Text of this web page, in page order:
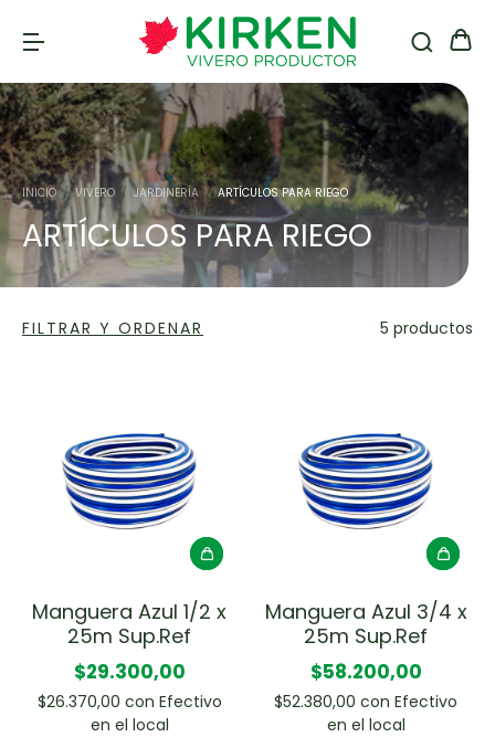
INICIO / VIVERO / JARDINERÍA / ARTÍCULOS PARA RIEGO
ARTÍCULOS PARA RIEGO
FILTRAR Y ORDENAR 5 productos
Manguera Azul 1/2 x
25m Sup.Ref
$29.300,00
$26.370,00 con Efectivo
en el local
Manguera Azul 3/4 x
25m Sup.Ref
$58.200,00
$52.380,00 con Efectivo
en el local